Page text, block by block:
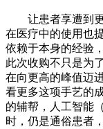
让患者享遭到更
在医疗中的使用也
依赖于本身的经验
此次收购不只是为
在向更高的峰值迈
看更多这项手艺的
的辅帮，人工智能
时，仍是通俗患者